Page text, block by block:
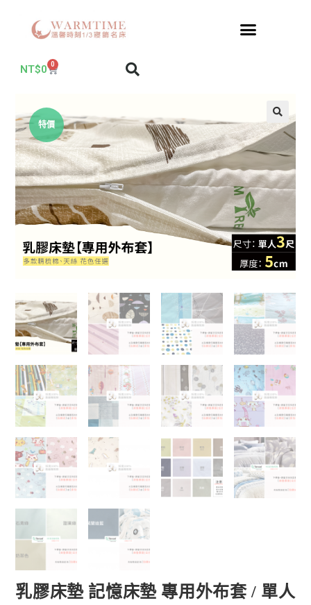
NT$0 0
特價
乳膠床墊 記憶床墊 專用外布套 / 單人